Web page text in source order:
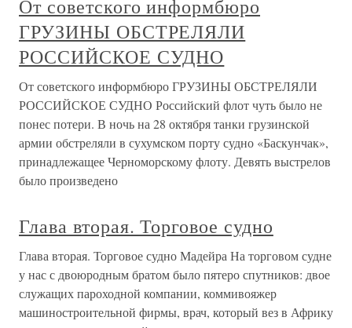
От советского информбюро
ГРУЗИНЫ ОБСТРЕЛЯЛИ
РОССИЙСКОЕ СУДНО
От советского информбюро ГРУЗИНЫ ОБСТРЕЛЯЛИ
РОССИЙСКОЕ СУДНО Российский флот чуть было не
понес потери. В ночь на 28 октября танки грузинской
армии обстреляли в сухумском порту судно «Баскунчак»,
принадлежащее Черноморскому флоту. Девять выстрелов
было произведено
Глава вторая. Торговое судно
Глава вторая. Торговое судно Мадейра На торговом судне
у нас с двоюродным братом было пятеро спутников: двое
служащих пароходной компании, коммивояжер
машиностроительной фирмы, врач, который вез в Африку